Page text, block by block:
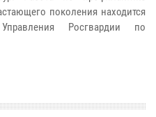
поколения находится
Росгвардии по